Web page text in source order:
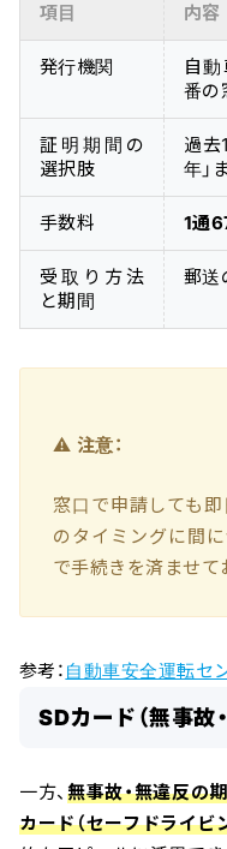
項目 内容
発行機関
自
番の
証明期間の
選択肢
過去
年」
手数料 1通
受取り方法
と期間
郵送
⚠️ 注意：
窓口で申請しても
のタイミングに間
で手続きを済ませて
参考： 自動車安全運転セ
SDカード（無事故
一方、無事故・無違反の
カード（セーフドライビ